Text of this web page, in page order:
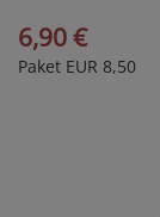
6,90 €
Paket EUR 8,50